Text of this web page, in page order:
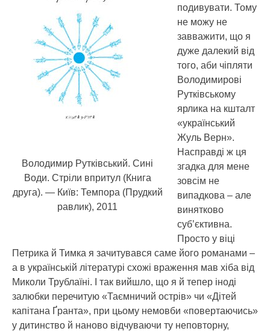
Володимир Рутківський. Сині
Води. Стріли впритул (Книга
друга). — Київ: Темпора (Прудкий
равлик), 2011
подивувати. Тому
не можу не
завважити, що я
дуже далекий від
того, аби чіпляти
Володимирові
Рутківському
ярлика на кшталт
«український
Жуль Верн».
Насправді ж ця
згадка для мене
зовсім не
випадкова – але
винятково
суб’єктивна.
Просто у віці
Петрика й Тимка я зачитувався саме його романами –
а в українській літературі схожі враження мав хіба від
Миколи Трублаїні. І так вийшло, що я й тепер іноді
залюбки перечитую «Таємничий острів» чи «Дітей
капітана Ґранта», при цьому немовби «повертаючись»
у дитинство й наново відчуваючи ту неповторну,